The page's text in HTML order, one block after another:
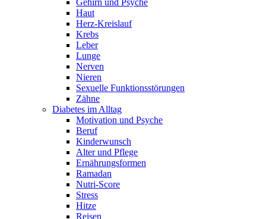
Haut
Herz-Kreislauf
Krebs
Leber
Lunge
Nerven
Nieren
Sexuelle Funktionsstörungen
Zähne
Diabetes im Alltag
Motivation und Psyche
Beruf
Kinderwunsch
Alter und Pflege
Ernährungsformen
Ramadan
Nutri-Score
Stress
Hitze
Reisen